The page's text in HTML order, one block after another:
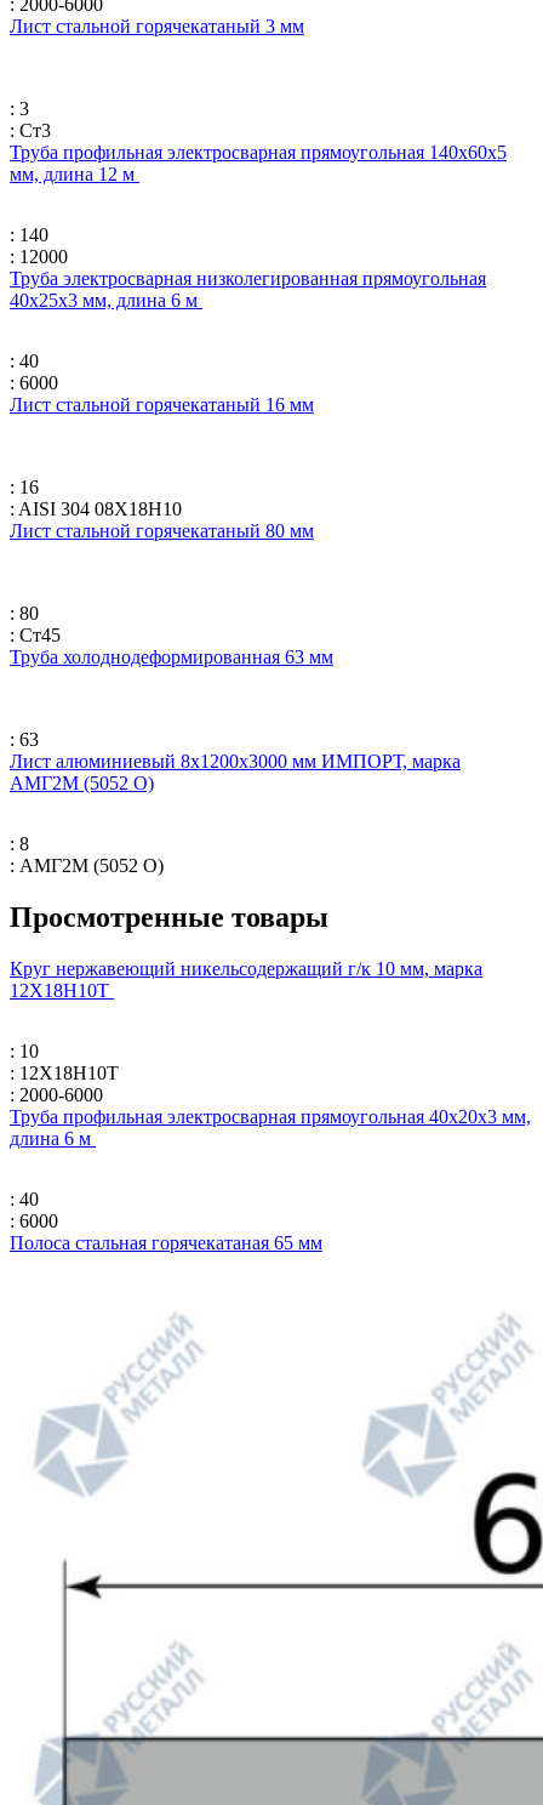
Лист стальной горячекатаный 3 мм
: 3
: Ст3
Труба профильная электросварная прямоугольная 140х60х5
мм, длина 12 м
: 140
: 12000
Труба электросварная низколегированная прямоугольная
40х25х3 мм, длина 6 м
: 40
: 6000
Лист стальной горячекатаный 16 мм
: 16
: AISI 304 08Х18Н10
Лист стальной горячекатаный 80 мм
: 80
: Ст45
Труба холоднодеформированная 63 мм
: 63
Лист алюминиевый 8х1200х3000 мм ИМПОРТ, марка
АМГ2М (5052 O)
: 8
: АМГ2М (5052 O)
Просмотренные товары
Круг нержавеющий никельсодержащий г/к 10 мм, марка
12Х18Н10Т
: 10
: 12Х18Н10Т
: 2000-6000
Труба профильная электросварная прямоугольная 40х20х3 мм,
длина 6 м
: 40
: 6000
Полоса стальная горячекатаная 65 мм